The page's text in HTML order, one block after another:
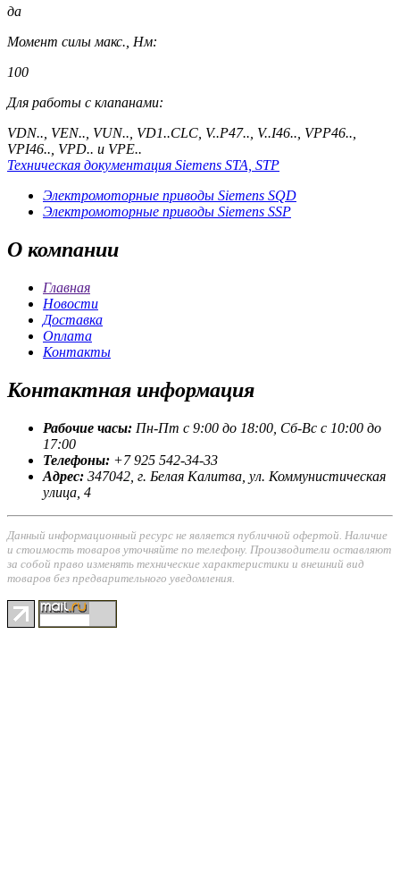
да
Момент силы макс., Нм:
100
Для работы с клапанами:
VDN.., VEN.., VUN.., VD1..CLC, V..P47.., V..I46.., VPP46..,
VPI46.., VPD.. и VPE..
Техническая документация Siemens STA, STP
Электромоторные приводы Siemens SQD
Электромоторные приводы Siemens SSP
О компании
Главная
Новости
Доставка
Оплата
Контакты
Контактная информация
Рабочие часы: Пн-Пт с 9:00 до 18:00, Сб-Вс с 10:00 до
17:00
Телефоны: +7 925 542-34-33
Адрес: 347042, г. Белая Калитва, ул. Коммунистическая
улица, 4
Данный информационный ресурс не является публичной офертой. Наличие
и стоимость товаров уточняйте по телефону. Производители оставляют
за собой право изменять технические характеристики и внешний вид
товаров без предварительного уведомления.